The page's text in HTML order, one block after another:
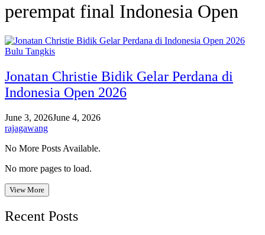
perempat final Indonesia Open
Bulu Tangkis
Jonatan Christie Bidik Gelar Perdana di
Indonesia Open 2026
June 3, 2026June 4, 2026
rajagawang
No More Posts Available.
No more pages to load.
View More
Recent Posts